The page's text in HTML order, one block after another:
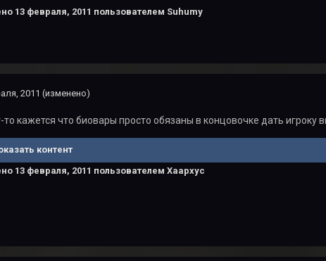
13 февраля, 2011 пользователем Suhumy
2011 (изменено)
то кажется что биовары просто обязаны в концовочке дать игроку
контент
13 февраля, 2011 пользователем Хаархус